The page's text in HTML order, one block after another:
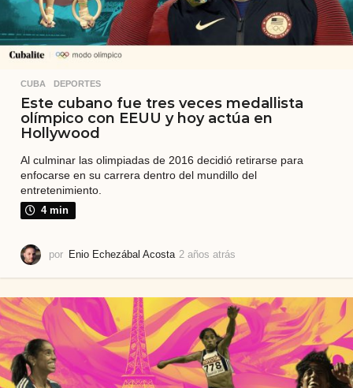
CUBA ,DEPORTES
Este cubano fue tres veces medallista
olímpico con EEUU y hoy actúa en
Hollywood
Al culminar las olimpiadas de 2016 decidió retirarse para
enfocarse en su carrera dentro del mundillo del
entretenimiento.
4 min
por Enio Echezábal Acosta 2 años atrás
o
s
a
t
á